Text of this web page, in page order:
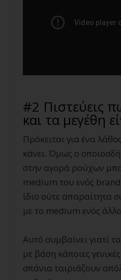
#2 Πιστεύεις
και τα μεγέθη
Πρόκειται για ένα
κάνει. Όμως ο
στην αγορά ρούχων
medium του ενός
ίδιο ούτε απαραίτητα
με το medium ενός
Αυτό συμβαίνει γιατί
με βάση κάποιες
σπάνια ταιριάζουν